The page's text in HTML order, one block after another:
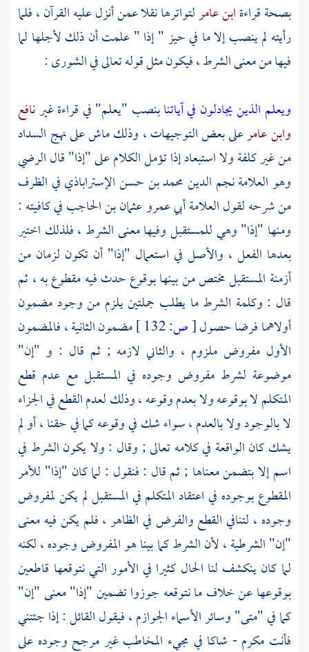
بصحة قراءةابن عامرلتواترها نقلا عمن أنزل عليه القرآن ، فلما
رأيته لم ينصب إلا ما في حيز " إذا " علمت أن ذلك لأجلها لما
فيها من معنى الشرط ، فيكون مثل قوله تعالى في الشورى :
ويعلم الذين يجادلون في آياتنابنصب "يعلم" في قراءة غيرنافع
وابن عامرعلى بعض التوجيهات ، وذلك ماش على نهج السداد
من غير كلفة ولا استبعاد إذا تؤمل الكلام على "إذا" قال الرضي
وهو العلامةنجم الدين محمد بن حسن الإستراباذيفي الظرف
من شرحه لقول العلامةأبي عمرو عثمان بن الحاجبفي كافيته :
ومنها "إذا" وهي للمستقبل وفيها معنى الشرط ، فلذلك اختير
بعدها الفعل ، والأصل في استعمال "إذا" أن تكون لزمان من
أزمنة المستقبل مختص من بينها بوقوع حدث فيه مقطوع به ، ثم
قال : وكلمة الشرط ما يطلب جملتين يلزم من وجود مضمون
أولاهما فرضا حصول[ص:
مضمون الثانية ، فالمضمون
الأول مفروض ملزوم ، والثاني لازمه ; ثم قال : و "إن"
موضوعة لشرط مفروض وجوده في المستقبل مع عدم قطع
المتكلم لا بوقوعه ولا بعدم وقوعه ، وذلك لعدم القطع في الجزاء
لا بالوجود ولا بالعدم ، سواء شك في وقوعه كما في حقنا ، أو لم
يشك كان الواقعة في كلامه تعالى ; وقال : ولا يكون الشرط في
اسم إلا بتضمن معناها ; ثم قال : فنقول : لما كان "إذا" للأمر
المقطوع بوجوده في اعتقاد المتكلم في المستقبل لم يكن لمفروض
وجوده ، لتنافي القطع والفرض في الظاهر ، فلم يكن فيه معنى
"إن" الشرطية ، لأن الشرط كما بينا هو المفروض وجوده ، لكنه
لما كان ينكشف لنا الحال كثيرا في الأمور التي نتوقعها قاطعين
بوقوعها عن خلاف ما نتوقعه جوزوا تضمين "إذا" معنى "إن"
كما في "متى" وسائر الأسماء الجوازم ، فيقول القائل : إذا جئتني
فأنت مكرم - شاكا في مجيء المخاطب غير مرجح وجوده على